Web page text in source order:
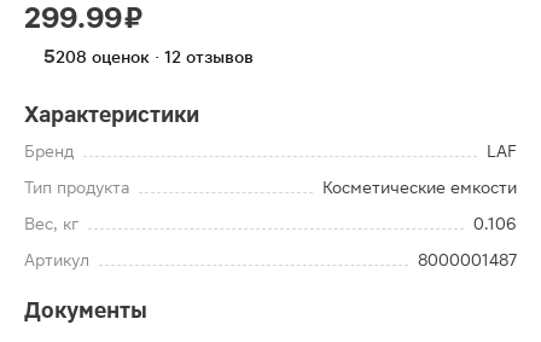
299.99 ₽
5208 оценок · 12 отзывов
Характеристики
Бренд
LAF
Тип продукта
Косметические емкости
Вес, кг
0.106
Артикул
8000001487
Документы